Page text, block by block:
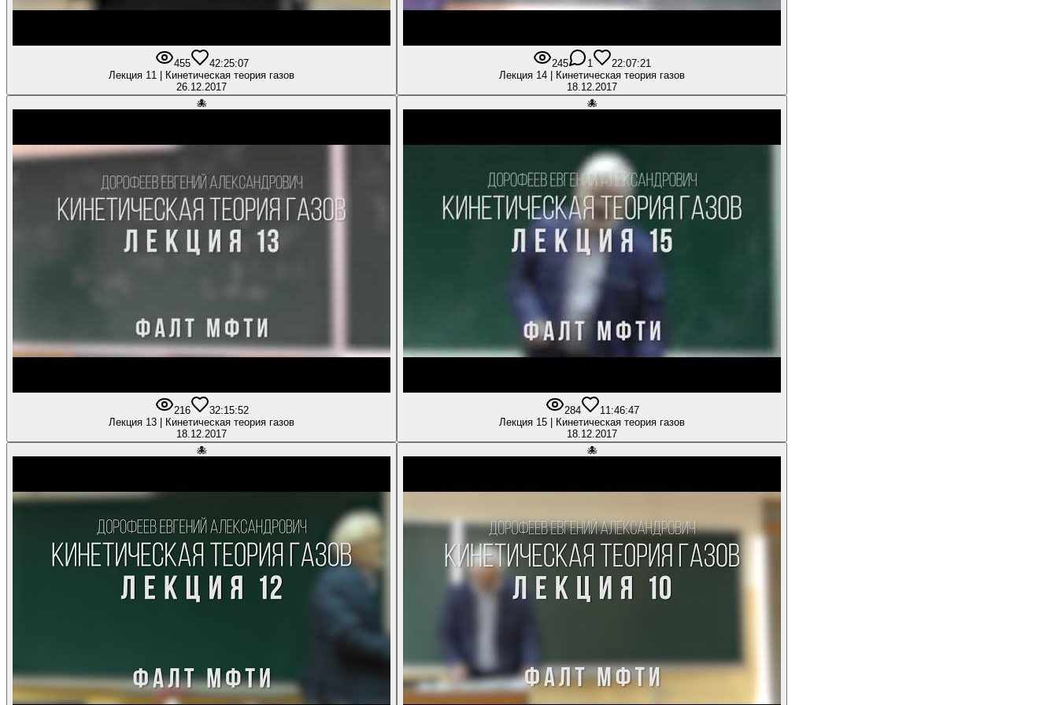
455 42:25:07
Лекция 11 | Кинетическая теория газов
26.12.2017
245 1 22:07:21
Лекция 14 | Кинетическая теория газов
18.12.2017
🐙
216 32:15:52
Лекция 13 | Кинетическая теория газов
18.12.2017
🐙
284 1 1:46:47
Лекция 15 | Кинетическая теория газов
18.12.2017
🐙
🐙